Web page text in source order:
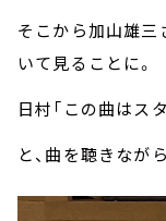
そこから加山雄三
いて見ることに。
日村「この曲はス
と、曲を聴きなが